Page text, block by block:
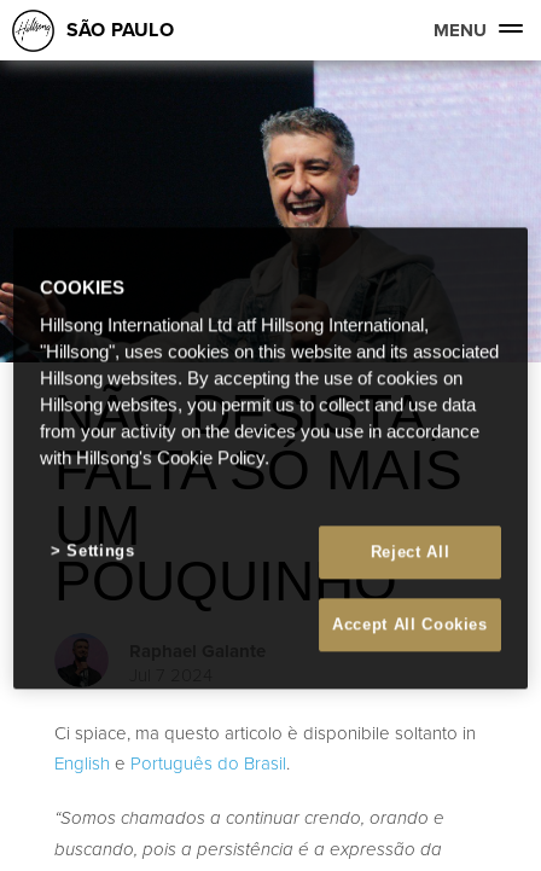
SÃO PAULO MENU
NÃO DESISTA,
FALTA SÓ MAIS
UM
POUQUINHO
Ci spiace, ma questo articolo è disponibile soltanto in
English e Português do Brasil.
“Somos chamados a continuar crendo, orando e
buscando, pois a persistência é a expressão da
COOKIES
Hillsong International Ltd atf Hillsong International,
"Hillsong", uses cookies on this website and its associated
Hillsong websites. By accepting the use of cookies on
Hillsong websites, you permit us to collect and use data
from your activity on the devices you use in accordance
with Hillsong's Cookie Policy.
Reject All
Accept All Cookies
Settings